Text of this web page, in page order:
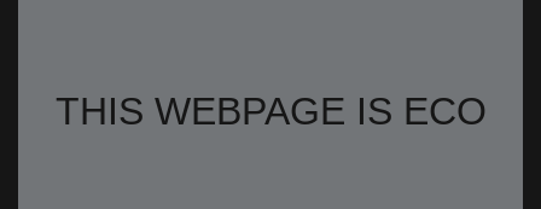
THIS WEBPAGE IS ECO